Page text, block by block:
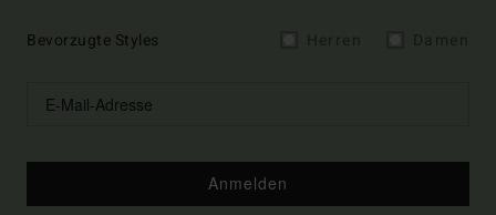
Bevorzugte Styles
Anmelden